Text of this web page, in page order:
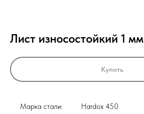
Лист износостойкий 1
Купить
Марка стали: Hardox 450